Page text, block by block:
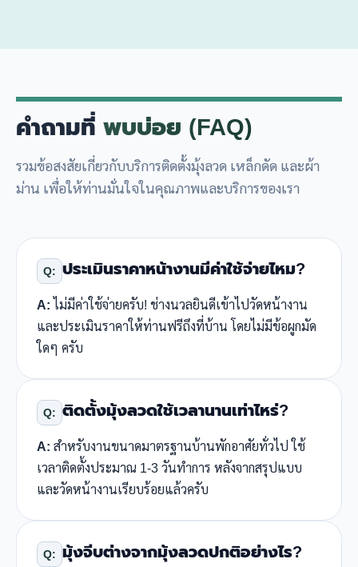
คำถามที่ พบบ่อย (FAQ)
รวมข้อสงสัยเกี่ยวกับบริการติดตั้งมุ้งลวด เหล็กดัด และผ้า
ม่าน เพื่อให้ท่านมั่นใจในคุณภาพและบริการของเรา
Q: ประเมินราคาหน้างานมีค่าใช้จ่ายไหม?
A:ไม่มีค่าใช้จ่ายครับ! ช่างนวลยินดีเข้าไปวัดหน้างาน
และประเมินราคาให้ท่านฟรีถึงที่บ้าน โดยไม่มีข้อผูกมัด
ใดๆ ครับ
Q: ติดตั้งมุ้งลวดใช้เวลานานเท่าไหร่?
A: สำหรับงานขนาดมาตรฐานบ้านพักอาศัยทั่วไป ใช้
เวลาติดตั้งประมาณ 1-3 วันทำการ หลังจากสรุปแบบ
และวัดหน้างานเรียบร้อยแล้วครับ
Q: มุ้งจีบต่างจากมุ้งลวดปกติอย่างไร?